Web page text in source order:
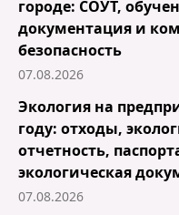
городе: СОУТ,
документация и
безопасность
07.08.2026
Экология на
году: отходы,
отчетность,
экологическая
07.08.2026